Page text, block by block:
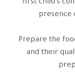
first child's
presence
** Prepare the
and their